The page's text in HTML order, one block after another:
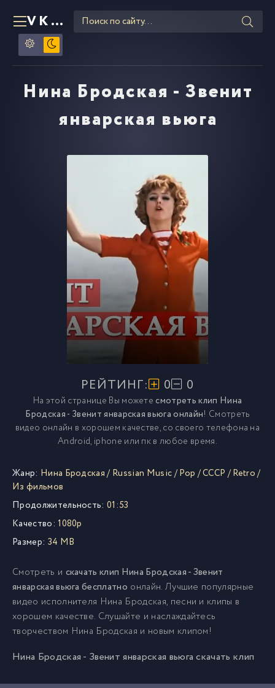
VKLIPE RU
Нина Бродская - Звенит
январская вьюга
РЕЙТИНГ: 0 0
На этой странице Вы можетесмотреть клип Нина
Бродская - Звенит январская вьюга онлайн! Смотреть
видео онлайн в хорошем качестве, со своего телефона на
Android, iphone или пк в любое время.
Жанр: Нина Бродская/ Russian Music/Pop /СССР /Retro/
Из фильмов
Продолжительность: 01:53
Качество: 1080p
Размер: 34 MB
Смотреть и скачать клип Нина Бродская - Звенит
январская вьюга бесплатно онлайн. Лучшие популярные
видео исполнителя Нина Бродская, песни и клипы в
хорошем качестве. Слушайте и наслаждайтесь
творчеством Нина Бродская и новым клипом!
Нина Бродская - Звенит январская вьюга скачать клип